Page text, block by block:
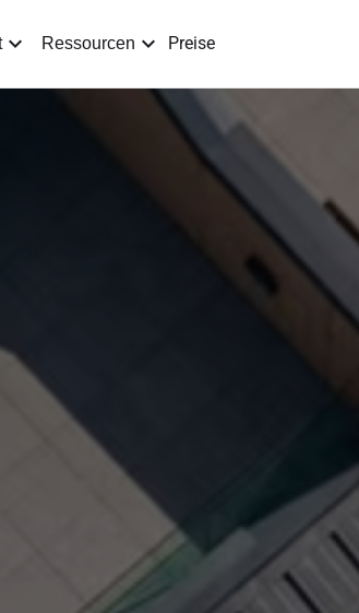
Ressourcen Preise